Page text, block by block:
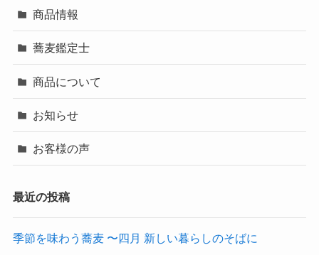
商品情報
蕎麦鑑定士
商品について
お知らせ
お客様の声
最近の投稿
季節を味わう蕎麦 〜四月 新しい暮らしのそばに